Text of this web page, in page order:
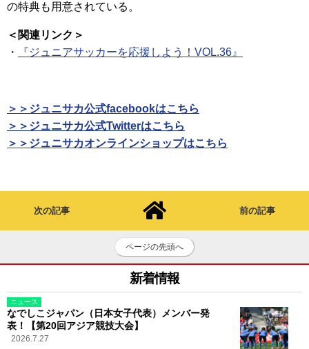
の特典も用意されている。
＜関連リンク＞
・
『ジュニアサッカーを応援しよう！VOL.36』
＞＞ジュニサカ公式facebookはこちら
＞＞ジュニサカ公式Twitterはこちら
＞＞ジュニサカオンラインショップはこちら
次の記事 前の記事
ページの先頭へ
新着情報
ニュース
なでしこジャパン（日本女子代表）メンバー発
表！【第20回アジア競技大会】
2026.7.27